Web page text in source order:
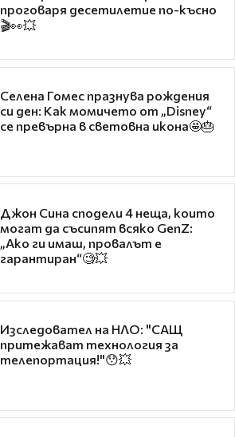
проговаря десетилетие по-късно
🎬👀💥
Селена Гомес празнува рождения
си ден: Как момичето от „Disney“
се превърна в световна икона🤩🎂
Джон Сина сподели 4 неща, които
могат да съсипят всяко GenZ:
„Ако ги имаш, провалът е
гарантиран“🧐💥
Изследовател на НЛО: "САЩ
притежават технология за
телепортация!"😯💥